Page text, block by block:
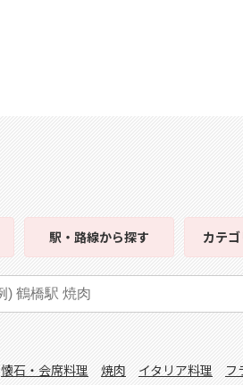
駅・路線から探す カテ
懐石・会席料理 焼肉 イタリア料理 フ